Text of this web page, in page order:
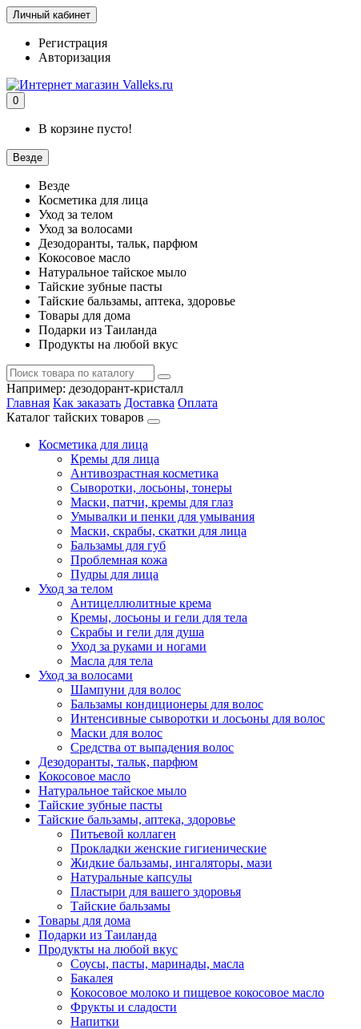
Личный кабинет
Регистрация
Авторизация
0
В корзине пусто!
Везде
Везде
Косметика для лица
Уход за телом
Уход за волосами
Дезодоранты, тальк, парфюм
Кокосовое масло
Натуральное тайское мыло
Тайские зубные пасты
Тайские бальзамы, аптека, здоровье
Товары для дома
Подарки из Таиланда
Продукты на любой вкус
Например: дезодорант-кристалл
Главная Как заказать Доставка Оплата
Каталог тайских товаров
Косметика для лица
Кремы для лица
Антивозрастная косметика
Сыворотки, лосьоны, тонеры
Маски, патчи, кремы для глаз
Умывалки и пенки для умывания
Маски, скрабы, скатки для лица
Бальзамы для губ
Проблемная кожа
Пудры для лица
Уход за телом
Антицеллюлитные крема
Кремы, лосьоны и гели для тела
Скрабы и гели для душа
Уход за руками и ногами
Масла для тела
Уход за волосами
Шампуни для волос
Бальзамы кондиционеры для волос
Интенсивные сыворотки и лосьоны для волос
Маски для волос
Средства от выпадения волос
Дезодоранты, тальк, парфюм
Кокосовое масло
Натуральное тайское мыло
Тайские зубные пасты
Тайские бальзамы, аптека, здоровье
Питьевой коллаген
Прокладки женские гигиенические
Жидкие бальзамы, ингаляторы, мази
Натуральные капсулы
Пластыри для вашего здоровья
Тайские бальзамы
Товары для дома
Подарки из Таиланда
Продукты на любой вкус
Соусы, пасты, маринады, масла
Бакалея
Кокосовое молоко и пищевое кокосовое масло
Фрукты и сладости
Напитки